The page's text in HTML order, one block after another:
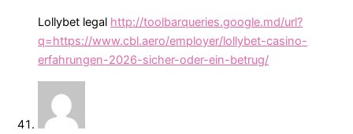
Lollybet legal http://toolbarqueries.google.md/url?
q=https://www.cbl.aero/employer/lollybet-casino-
erfahrungen-2026-sicher-oder-ein-betrug/